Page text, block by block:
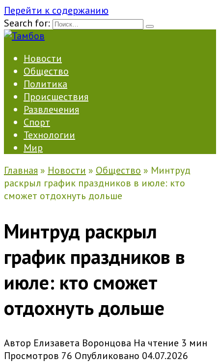
Перейти к содержанию
Search for:
Новости
Общество
Политика
Происшествия
Развлечения
Спорт
Технологии
Мир
Главная » Новости » Общество » Минтруд
раскрыл график праздников в июле: кто
сможет отдохнуть дольше
Минтруд раскрыл
график праздников в
июле: кто сможет
отдохнуть дольше
Автор Елизавета Воронцова На чтение 3 мин
Просмотров 76 Опубликовано 04.07.2026